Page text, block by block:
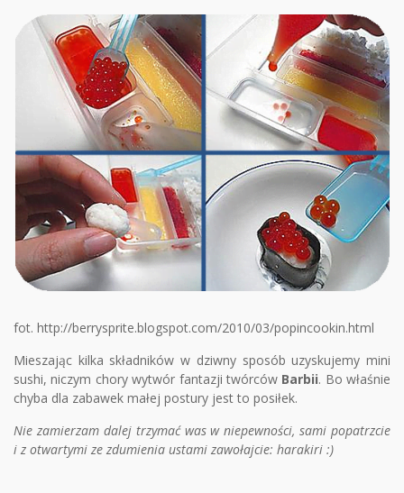
fot. http://berrysprite.blogspot.com/2010/03/popincookin.html
Mieszając kilka składników w dziwny sposób uzyskujemy mini
sushi, niczym chory wytwór fantazji twórców Barbii. Bo właśnie
chyba dla zabawek małej postury jest to posiłek.
Nie zamierzam dalej trzymać was w niepewności, sami popatrzcie
i z otwartymi ze zdumienia ustami zawołajcie: harakiri :)